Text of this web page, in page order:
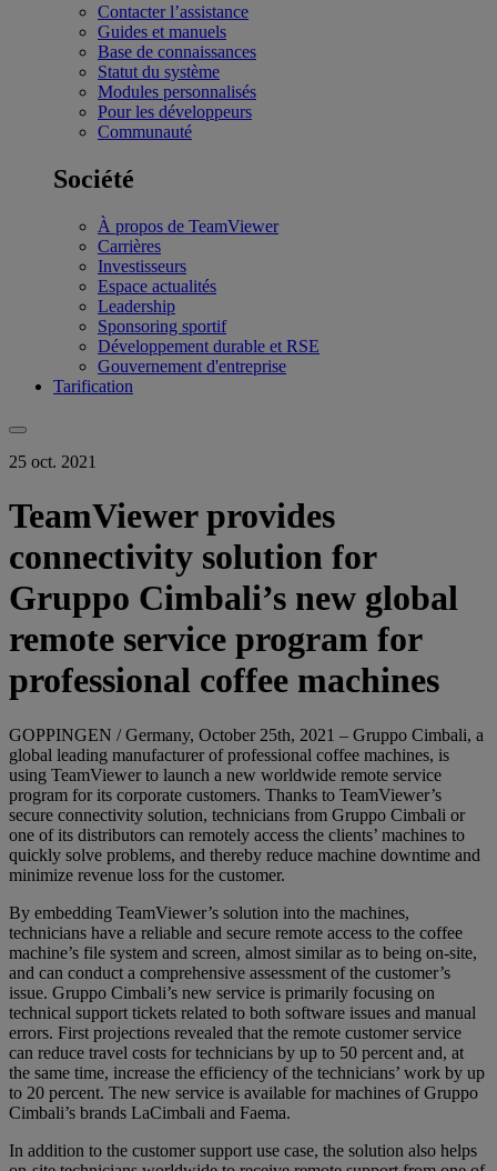
Contacter l’assistance
Guides et manuels
Base de connaissances
Statut du système
Modules personnalisés
Pour les développeurs
Communauté
Société
À propos de TeamViewer
Carrières
Investisseurs
Espace actualités
Leadership
Sponsoring sportif
Développement durable et RSE
Gouvernement d'entreprise
Tarification
25 oct. 2021
TeamViewer provides
connectivity solution for
Gruppo Cimbali’s new global
remote service program for
professional coffee machines
GOPPINGEN / Germany, October 25th, 2021 – Gruppo Cimbali, a
global leading manufacturer of professional coffee machines, is
using TeamViewer to launch a new worldwide remote service
program for its corporate customers. Thanks to TeamViewer’s
secure connectivity solution, technicians from Gruppo Cimbali or
one of its distributors can remotely access the clients’ machines to
quickly solve problems, and thereby reduce machine downtime and
minimize revenue loss for the customer.
By embedding TeamViewer’s solution into the machines,
technicians have a reliable and secure remote access to the coffee
machine’s file system and screen, almost similar as to being on-site,
and can conduct a comprehensive assessment of the customer’s
issue. Gruppo Cimbali’s new service is primarily focusing on
technical support tickets related to both software issues and manual
errors. First projections revealed that the remote customer service
can reduce travel costs for technicians by up to 50 percent and, at
the same time, increase the efficiency of the technicians’ work by up
to 20 percent. The new service is available for machines of Gruppo
Cimbali’s brands LaCimbali and Faema.
In addition to the customer support use case, the solution also helps